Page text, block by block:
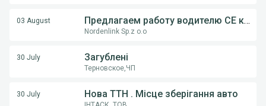
03 August Предлагаем работу водителю СE категории на грузовом автовозе
Nordenlink Sp.z o.o
30 July Загублені
Терновское,ЧП
30 July Нова ТТН . Місце зберігання авто